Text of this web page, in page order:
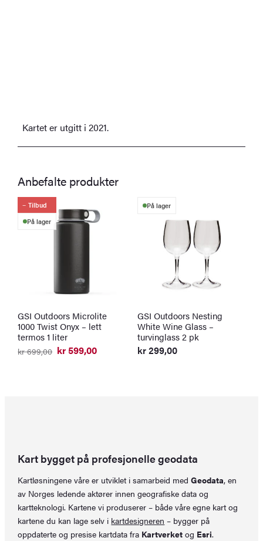
Kartet er utgitt i 2021.
Anbefalte produkter
Tilbud
På lager
GSI Outdoors Microlite
1000 Twist Onyx – lett
termos 1 liter
kr699,00
Opprinnelig
kr599,00
Nåværende
På lager
GSI Outdoors Nesting
White Wine Glass –
turvinglass 2 pk
kr299,00
Kart bygget på profesjonelle geodata
Kartløsningene våre er utviklet i samarbeid medGeodata, en
av Norges ledende aktører innen geografiske data og
kartteknologi. Kartene vi produserer – både våre egne kart og
kartene du kan lage selv i kartdesigneren – bygger på
oppdaterte og presise kartdata fra Kartverket og Esri.